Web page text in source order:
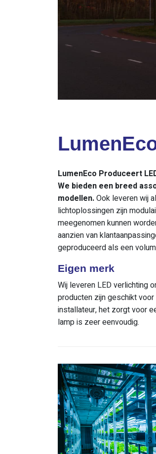
LumenEco Produceert
We bieden een breed
modellen.Ook leveren wij
lichtoplossingen zijn
meegenomen kunnen
aanzien van
geproduceerd als een
Eigen merk
Wij leveren LED verlichting
producten zijn geschikt
installateur, het zorgt voor
lamp is zeer eenvoudig.